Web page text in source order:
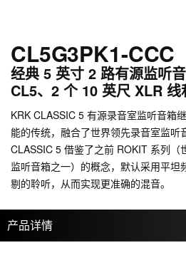
CL5G3PK1-CCC
经典 5 英寸 2 路有源监听
CL5、2 个 10 英尺 XLR
KRK CLASSIC 5 有源录音室监听音箱
能的传统，融合了世界领先录音室监听
CLASSIC 5 借鉴了之前 ROKIT 系列（
监听音箱之一）的概念，默认采用平坦
剔的聆听，从而实现更准确的混音。
产品详情